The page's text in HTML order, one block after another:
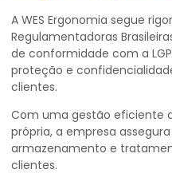
A WES Ergonomia segue
Regulamentadoras
de conformidade com a
proteção e
clientes.
Com uma gestão eficiente
própria, a empresa
armazenamento e
clientes.